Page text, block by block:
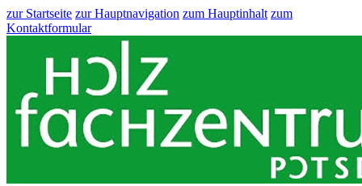
zur Startseite zur Hauptnavigation zum Hauptinhalt zum
Kontaktformular